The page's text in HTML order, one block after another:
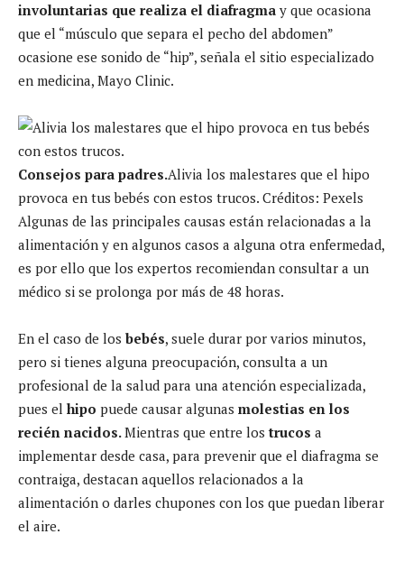
involuntarias que realiza el diafragma y que ocasiona
que el “músculo que separa el pecho del abdomen”
ocasione ese sonido de “hip”, señala el sitio especializado
en medicina, Mayo Clinic.
Consejos para padres.Alivia los malestares que el hipo
provoca en tus bebés con estos trucos. Créditos: Pexels
Algunas de las principales causas están relacionadas a la
alimentación y en algunos casos a alguna otra enfermedad,
es por ello que los expertos recomiendan consultar a un
médico si se prolonga por más de 48 horas.
En el caso de los bebés, suele durar por varios minutos,
pero si tienes alguna preocupación, consulta a un
profesional de la salud para una atención especializada,
pues el hipo puede causar algunas molestias en los
recién nacidos.Mientras que entre lostrucos a
implementar desde casa, para prevenir que el diafragma se
contraiga, destacan aquellos relacionados a la
alimentación o darles chupones con los que puedan liberar
el aire.